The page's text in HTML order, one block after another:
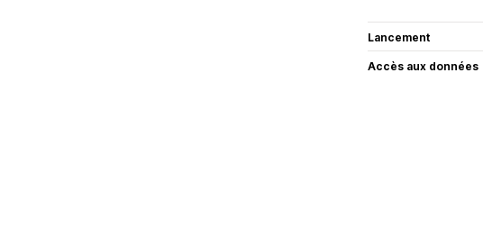
Lancement
Accès aux données